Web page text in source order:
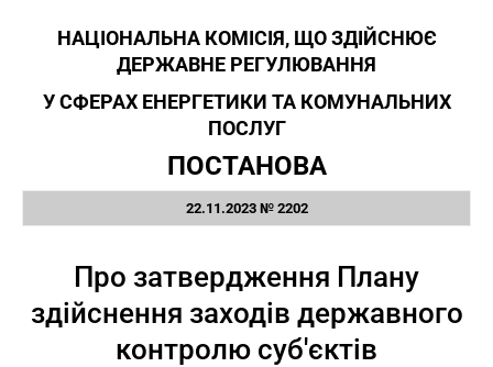
НАЦІОНАЛЬНА КОМІСІЯ, ЩО ЗДІЙСНЮЄ
ДЕРЖАВНЕ РЕГУЛЮВАННЯ
У СФЕРАХ ЕНЕРГЕТИКИ ТА КОМУНАЛЬНИХ
ПОСЛУГ
ПОСТАНОВА
22.11.2023 № 2202
Про затвердження Плану
здійснення заходів державного
контролю суб'єктів